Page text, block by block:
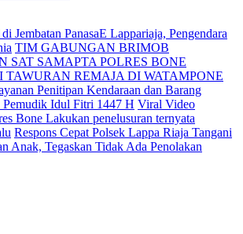
Jembatan PanasaE Lappariaja, Pengendara
TIM GABUNGAN BRIMOB
SAT SAMAPTA POLRES BONE
REMAJA DI WATAMPONE
Penitipan Kendaraan dan Barang
Pemudik Idul Fitri 1447 H Viral Video
Bone Lakukan penelusuran ternyata
Respons Cepat Polsek Lappa Riaja Tangani
Anak, Tegaskan Tidak Ada Penolakan